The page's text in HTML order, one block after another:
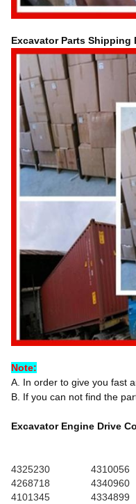
Excavator Parts Shipping
Note:
A. In order to give you fast
B. If you can not find the
Excavator Engine Drive
4325230 4310056
4268718
4340960
4101345
4334899